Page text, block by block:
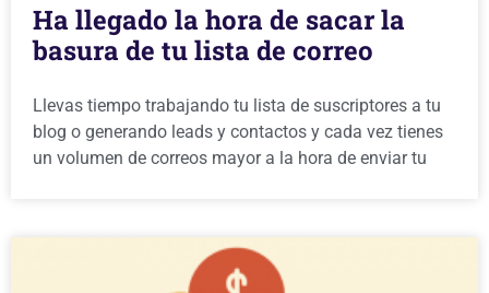
Ha llegado la hora de sacar la
basura de tu lista de correo
Llevas tiempo trabajando tu lista de suscriptores a tu
blog o generando leads y contactos y cada vez tienes
un volumen de correos mayor a la hora de enviar tu